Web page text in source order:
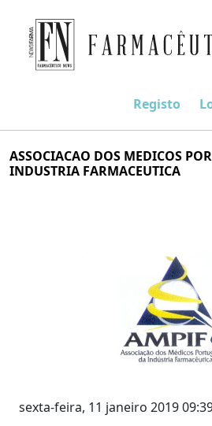
to
content
Farmacêutico News
Registo
ASSOCIACAO DOS MEDICOS
INDUSTRIA FARMACEUTICA
sexta-feira, 11 janeiro 2019